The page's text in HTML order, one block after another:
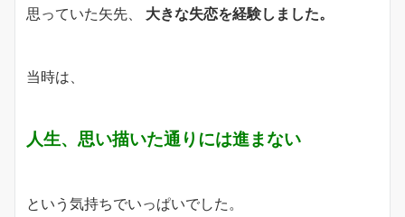
思っていた矢先、
大きな失恋を経験しました。
当時は、
人生、思い描いた通りには進まない
という気持ちでいっぱいでした。